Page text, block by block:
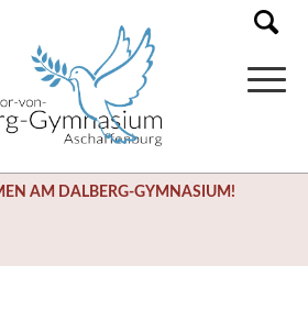
AM DALBERG-GYMNASIUM!
– 14.09.)